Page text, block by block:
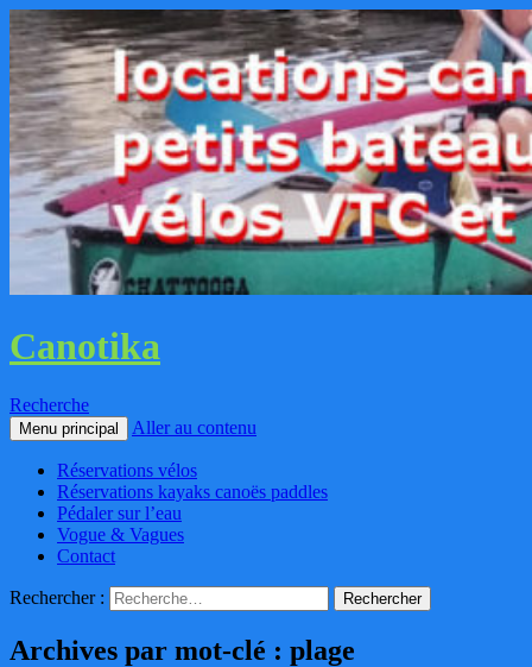
Canotika
Recherche
Menu principal Aller au contenu
Réservations vélos
Réservations kayaks canoës paddles
Pédaler sur l’eau
Vogue & Vagues
Contact
Rechercher :
Archives par mot-clé : plage